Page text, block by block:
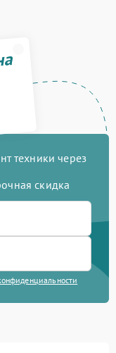
техники через
скидка